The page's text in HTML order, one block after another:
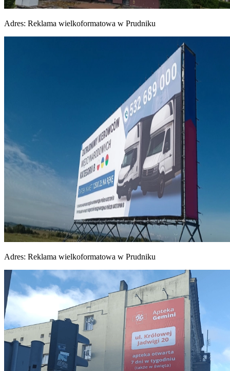
Adres: Reklama wielkoformatowa w Prudniku
Adres: Reklama wielkoformatowa w Prudniku